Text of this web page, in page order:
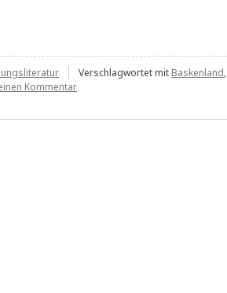
Verschlagwortet mit Baskenland,
Kommentarzu